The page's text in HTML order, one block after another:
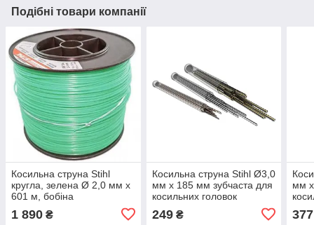
Подібні товари компанії
Косильна струна Stihl
кругла, зелена Ø 2,0 мм x
601 м, бобіна
1 890 ₴
Косильна струна Stihl Ø3,0
мм x 185 мм зубчаста для
косильних головок
DuroCut 20-2, 40-4 (20 шт.
в пакованні)
249₴
мм
377